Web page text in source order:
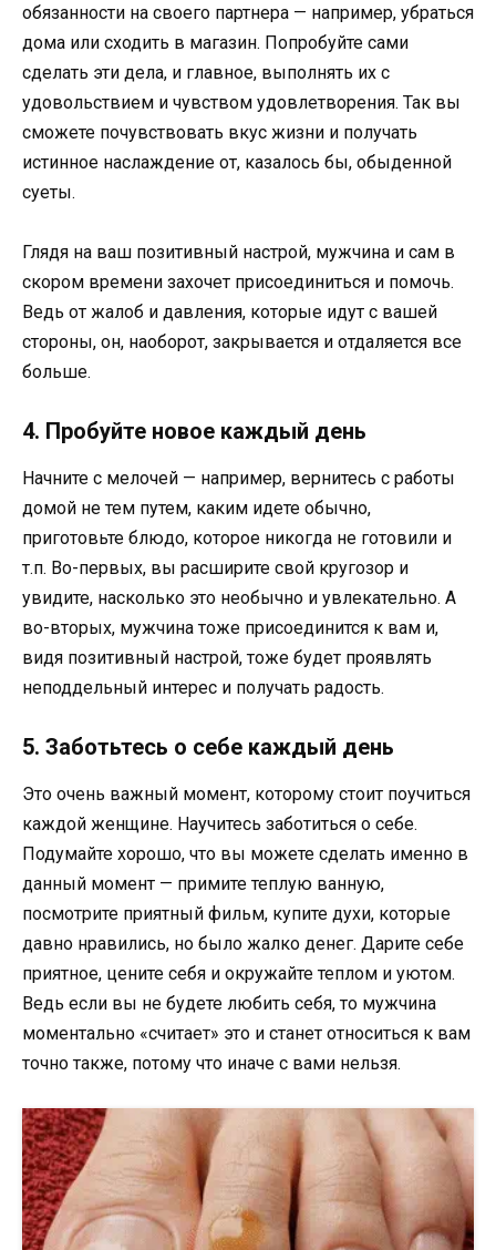
обязанности на своего партнера — например, убраться
дома или сходить в магазин. Попробуйте сами
сделать эти дела, и главное, выполнять их с
удовольствием и чувством удовлетворения. Так вы
сможете почувствовать вкус жизни и получать
истинное наслаждение от, казалось бы, обыденной
суеты.
Глядя на ваш позитивный настрой, мужчина и сам в
скором времени захочет присоединиться и помочь.
Ведь от жалоб и давления, которые идут с вашей
стороны, он, наоборот, закрывается и отдаляется все
больше.
4. Пробуйте новое каждый день
Начните с мелочей — например, вернитесь с работы
домой не тем путем, каким идете обычно,
приготовьте блюдо, которое никогда не готовили и
т.п. Во-первых, вы расширите свой кругозор и
увидите, насколько это необычно и увлекательно. А
во-вторых, мужчина тоже присоединится к вам и,
видя позитивный настрой, тоже будет проявлять
неподдельный интерес и получать радость.
5. Заботьтесь о себе каждый день
Это очень важный момент, которому стоит поучиться
каждой женщине. Научитесь заботиться о себе.
Подумайте хорошо, что вы можете сделать именно в
данный момент — примите теплую ванную,
посмотрите приятный фильм, купите духи, которые
давно нравились, но было жалко денег. Дарите себе
приятное, цените себя и окружайте теплом и уютом.
Ведь если вы не будете любить себя, то мужчина
моментально «считает» это и станет относиться к вам
точно также, потому что иначе с вами нельзя.